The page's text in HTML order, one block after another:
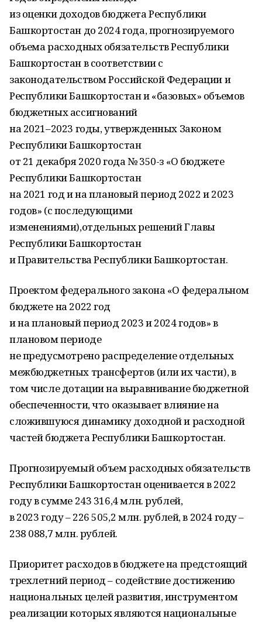
из оценки доходов бюджета Республики
Башкортостан до 2024 года, прогнозируемого
объема расходных обязательств Республики
Башкортостан в соответствии с
законодательством Российской Федерации и
Республики Башкортостан и «базовых» объемов
бюджетных ассигнований
на 2021–2023 годы, утвержденных Законом
Республики Башкортостан
от 21 декабря 2020 года № 350-з «О бюджете
Республики Башкортостан
на 2021 год и на плановый период 2022 и 2023
годов» (с последующими
изменениями),отдельных решений Главы
Республики Башкортостан
и Правительства Республики Башкортостан.
Проектом федерального закона «О федеральном
бюджете на 2022 год
и на плановый период 2023 и 2024 годов» в
плановом периоде
не предусмотрено распределение отдельных
межбюджетных трансфертов (или их части), в
том числе дотации на выравнивание бюджетной
обеспеченности, что оказывает влияние на
сложившуюся динамику доходной и расходной
частей бюджета Республики Башкортостан.
Прогнозируемый объем расходных обязательств
Республики Башкортостан оценивается в 2022
году в сумме 243 316,4 млн. рублей,
в 2023 году – 226 505,2 млн. рублей, в 2024 году –
238 088,7 млн. рублей.
Приоритет расходов в бюджете на предстоящий
трехлетний период – содействие достижению
национальных целей развития, инструментом
реализации которых являются национальные